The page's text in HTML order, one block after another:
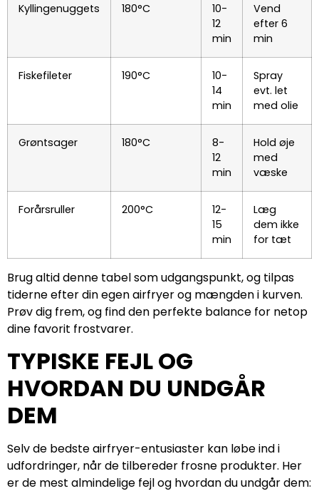
Kyllingenuggets 180°C
10-
12
min
Vend
efter 6
min
Fiskefileter 190°C
10-
14
min
Spray
evt. let
med olie
Grøntsager 180°C
8-
12
min
Hold øje
med
væske
Forårsruller 200°C
12-
15
min
Læg
dem ikke
for tæt
Brug altid denne tabel som udgangspunkt, og tilpas
tiderne efter din egen airfryer og mængden i kurven.
Prøv dig frem, og find den perfekte balance for netop
dine favorit frostvarer.
TYPISKE FEJL OG
HVORDAN DU UNDGÅR
DEM
Selv de bedste airfryer-entusiaster kan løbe ind i
udfordringer, når de tilbereder frosne produkter. Her
er de mest almindelige fejl og hvordan du undgår dem: